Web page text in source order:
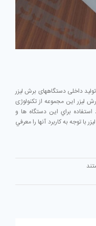
داخلی دستگاههای برش لیزر
لیزر این مجموعه از تکنولوژی
استفاده براي اين دستگاه ها و
با توجه به کاربرد آنها را معرفي